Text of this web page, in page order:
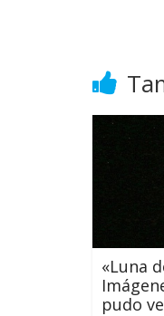
«Luna
pudo